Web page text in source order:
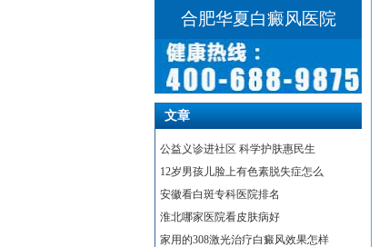
合肥华夏白癜风医院
文章
公益义诊进社区 科学护肤惠民生
12岁男孩儿脸上有色素脱失症怎么
安徽看白斑专科医院排名
淮北哪家医院看皮肤病好
家用的308激光治疗白癜风效果怎样